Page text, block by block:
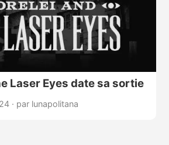
Laser Eyes date sa sortie
· par lunapolitana